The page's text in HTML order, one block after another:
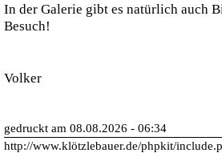
In der Galerie gibt es natürlich auch
Besuch!
Volker
gedruckt am 08.08.2026 - 06:34
http://www.klötzlebauer.de/phpkit/